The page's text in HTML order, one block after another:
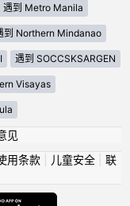
遇到 Metro Manila
到 Northern Mindanao
遇到 SOCCSKSARGEN
Visayas
见
用条款| 儿童安全| 联